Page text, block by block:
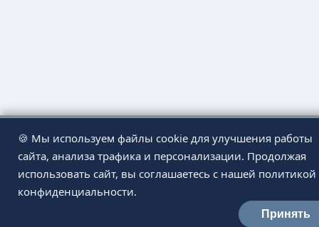
🍪 Мы используем файлы cookie для улучшения работы
сайта, анализа трафика и персонализации. Продолжая
использовать сайт, вы соглашаетесь с нашей политикой
конфиденциальности.
Принять